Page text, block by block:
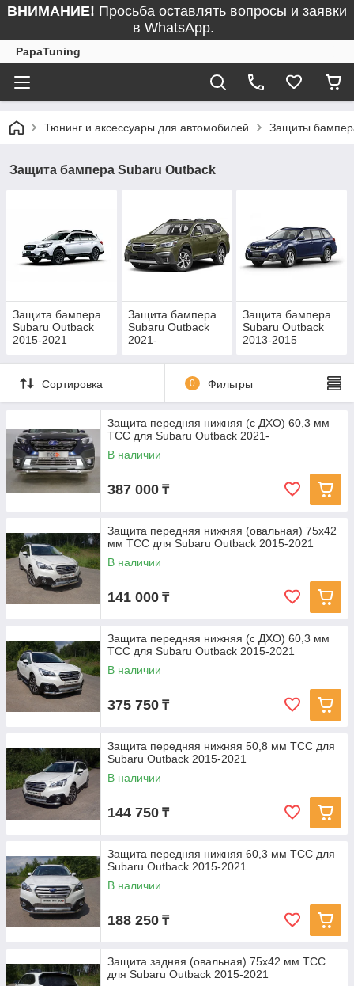
ВНИМАНИЕ! Просьба оставлять вопросы и заявки
в WhatsApp.
PapaTuning
Тюнинг и аксессуары для автомобилей Защиты
Защита бампера Subaru Outback
Защита бампера
Subaru Outback
2015-2021
Защита бампера
Subaru Outback
2021-
Защита бампера
Subaru Outback
2013-2015
Сортировка 0 Фильтры
Защита передняя нижняя (с ДХО) 60,3 мм
ТСС для Subaru Outback 2021-
В наличии
387 000 ₸
Защита передняя нижняя (овальная) 75х42
мм ТСС для Subaru Outback 2015-2021
В наличии
141 000 ₸
Защита передняя нижняя (с ДХО) 60,3 мм
ТСС для Subaru Outback 2015-2021
В наличии
375 750 ₸
Защита передняя нижняя 50,8 мм ТСС для
Subaru Outback 2015-2021
В наличии
144 750 ₸
Защита передняя нижняя 60,3 мм ТСС для
Subaru Outback 2015-2021
В наличии
188 250 ₸
Защита задняя (овальная) 75х42 мм ТСС
для Subaru Outback 2015-2021